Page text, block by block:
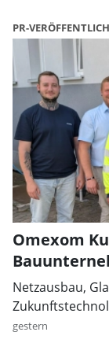
PR-
Omexom
Netzausbau,
gestern